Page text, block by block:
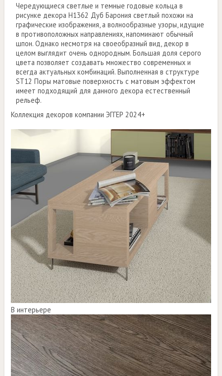
Чередующиеся светлые и темные годовые кольца в
рисунке декора H1362 Дуб Барония светлый похожи на
графические изображения, а волнообразные узоры, идущие
в противоположных направлениях, напоминают обычный
шпон. Однако несмотря на своеобразный вид, декор в
целом выглядит очень однородным. Большая доля серого
цвета позволяет создавать множество современных и
всегда актуальных комбинаций. Выполненная в структуре
ST12 Поры матовые поверхность с матовым эффектом
имеет подходящий для данного декора естественный
рельеф.
Коллекция декоров компании ЭГГЕР 2024+
В интерьере